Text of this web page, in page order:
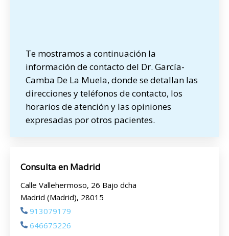
Te mostramos a continuación la
información de contacto del Dr. García-
Camba De La Muela, donde se detallan las
direcciones y teléfonos de contacto, los
horarios de atención y las opiniones
expresadas por otros pacientes.
Consulta en Madrid
Calle Vallehermoso, 26 Bajo dcha
Madrid (Madrid), 28015
913079179
646675226